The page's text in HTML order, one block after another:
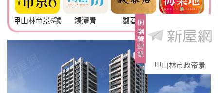
甲山林市政帝景
山林帝景6號 鴻灃青 馥春居